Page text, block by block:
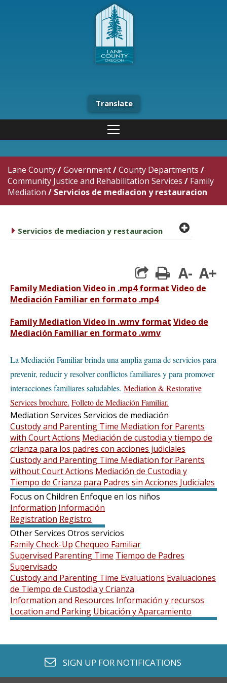
Translate
Lane County/Government/County Departments /
Community Justice and Rehabilitation Services / Family
Mediation / Servicios de mediacion y restauracion
caret right
Servicios de mediacion y restauracion plus
print
A- A+
Family Mediation Video in .mp4 format Video de
Mediación Familiar en formato .mp4
Family Mediation Video in .wmv format Video de
Mediación Familiar en formato .wmv
La Mediación Familiar brinda una amplia gama de servicios para
prevenir, reducir y resolver conflictos familiares y para promover
interacciones familiares saludables. Mediation & Restorative
Services brochure. Folleto de Mediación Familiar.
Mediation Services Servicios de mediación
Custody and Parenting Time Mediation for Parents
with Court Actions Mediación de custodia y tiempo de
crianza para los padres con acciones judiciales
Custody and Parenting Time Mediation for Parents
without Court Actions Mediación de Custodia y
Tiempo de Crianza para Padres sin Acciones Judiciales
Focus on Children Enfoque en los niños
Information Información
Registration Registro
Other Services Otros servicios
Family Check-Up Chequeo Familiar
Supervised Parenting Time Tiempo de Padres
Supervisado
Custody and Parenting Time Evaluations Evaluaciones
de Tiempo de Custodia y Crianza
Information and Resources Información y recursos
Location and Parking Ubicación y Aparcamiento
envelope o
SIGN UP FOR NOTIFICATIONS